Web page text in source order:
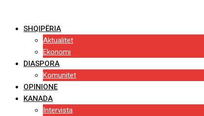
contentSHQIPËRIA
Aktualitet
Ekonomi
DIASPORA
Komunitet
OPINIONE
KANADA
Intervista